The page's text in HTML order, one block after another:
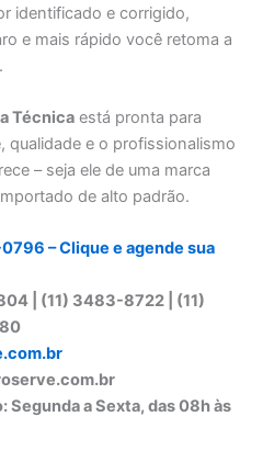
identificado e corrigido,
e mais rápido você retoma a
Técnica está pronta para
qualidade e o profissionalismo
– seja ele de uma marca
de alto padrão.
– Clique e agende sua
| (11) 3483-8722 | (11)
Segunda a Sexta, das 08h às